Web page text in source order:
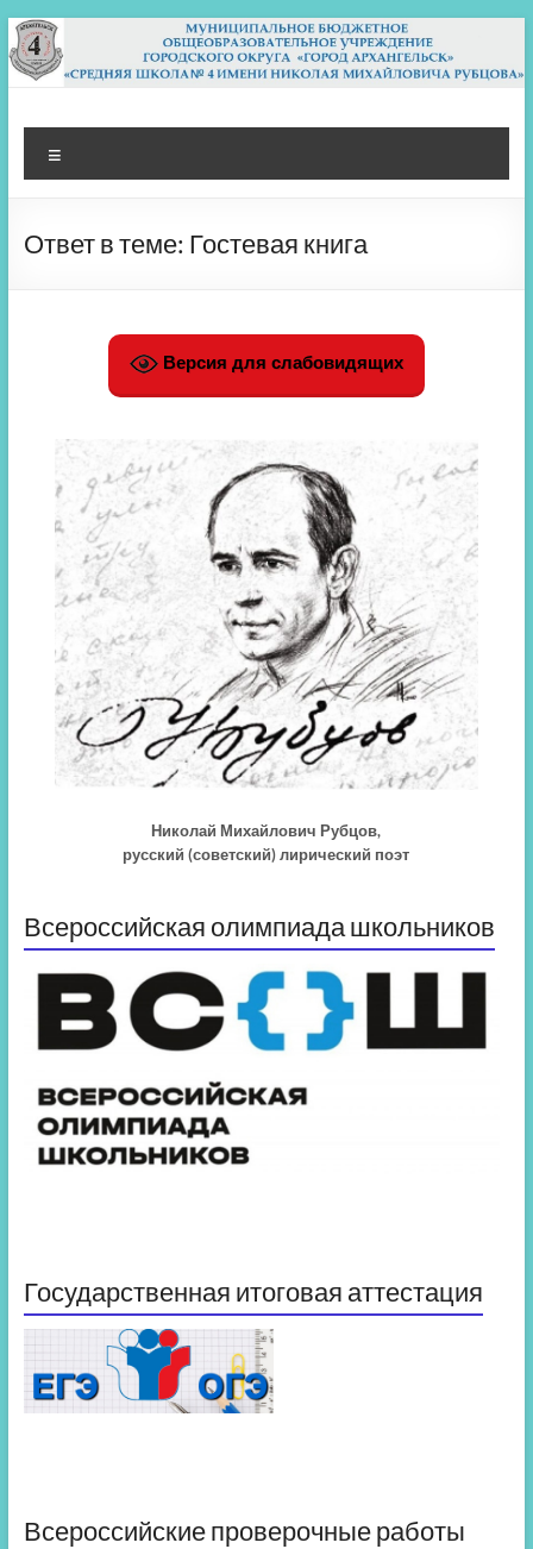
Перейти
к
содержимому
МБОУ СШ 4
Архангельск
Ответ в теме: Гостевая книга
Версия для слабовидящих
Николай Михайлович Рубцов,
русский (советский) лирический поэт
Всероссийская олимпиада школьников
Государственная итоговая аттестация
Всероссийские проверочные работы